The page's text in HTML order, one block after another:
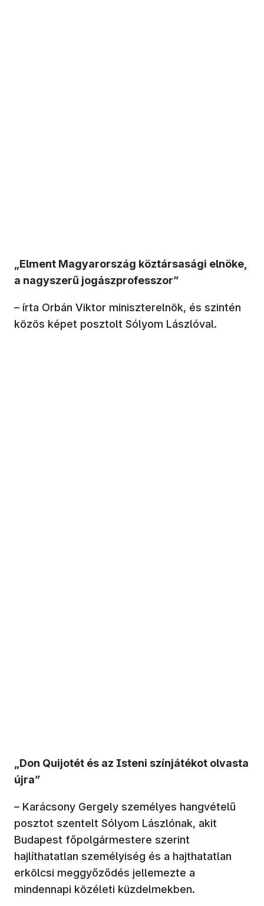
„Elment Magyarország köztársasági elnöke,
a nagyszerű jogászprofesszor”
– írta Orbán Viktor miniszterelnök, és szintén
közös képet posztolt Sólyom Lászlóval.
„Don Quijotét és az Isteni színjátékot olvasta
újra”
– Karácsony Gergely személyes hangvételű
posztot szentelt Sólyom Lászlónak, akit
Budapest főpolgármestere szerint
hajlíthatatlan személyiség és a hajthatatlan
erkölcsi meggyőződés jellemezte a
mindennapi közéleti küzdelmekben.